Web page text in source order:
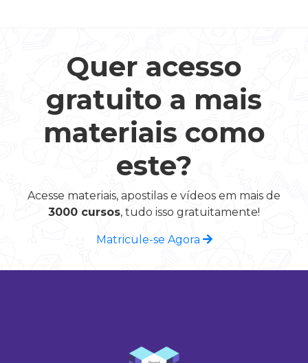
Quer acesso
gratuito a mais
materiais como
este?
Acesse materiais, apostilas e vídeos em mais de
3000 cursos, tudo isso gratuitamente!
Matricule-se Agora